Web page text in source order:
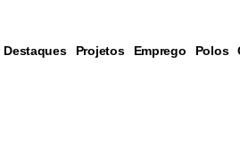
Destaques Projetos Emprego Polos